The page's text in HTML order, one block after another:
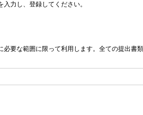
力し、登録してください。
要な範囲に限って利用します。全ての提出書